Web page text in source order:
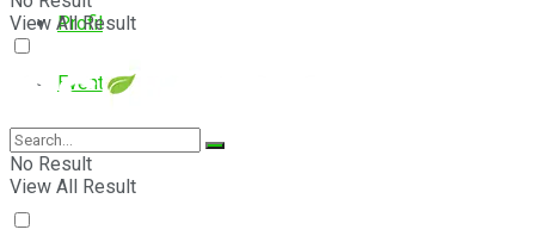
Profil
Event
E-Magazine
View All Result
No Result
View All Result